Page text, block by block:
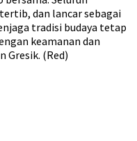
dan lancar sebagai
tradisi budaya tetap
keamanan dan
Gresik. (Red)